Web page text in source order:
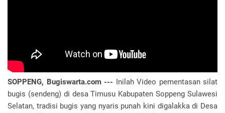
SOPPENG, Bugiswarta.com --- Inilah Video pementasan silat
bugis (sendeng) di desa Timusu Kabupaten Soppeng Sulawesi
Selatan, tradisi bugis yang nyaris punah kini digalakka di Desa